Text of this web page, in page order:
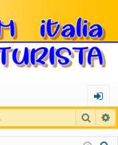
og
in
Cerca